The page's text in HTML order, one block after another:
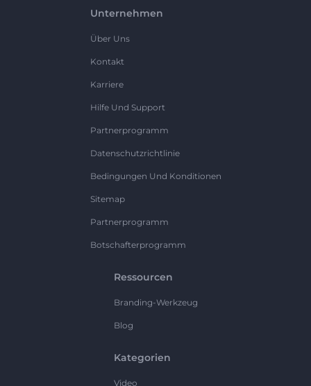
Unternehmen
Über Uns
Kontakt
Karriere
Hilfe Und Support
Partnerprogramm
Datenschutzrichtlinie
Bedingungen Und Konditionen
Sitemap
Partnerprogramm
Botschafterprogramm
Ressourcen
Branding-Werkzeug
Blog
Kategorien
Video